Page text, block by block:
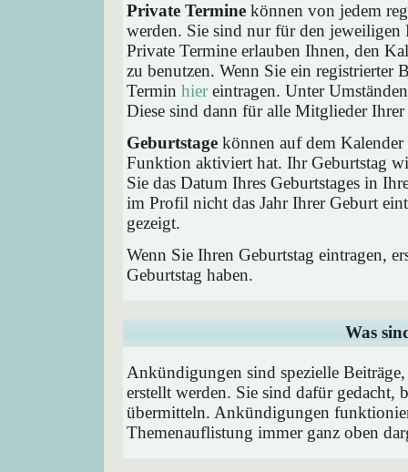
Private Termine können von jedem
werden. Sie sind nur für den jeweiligen
Private Termine erlauben Ihnen, den
zu benutzen. Wenn Sie ein registrierter
Termin hiereintragen. Unter
Diese sind dann für alle Mitglieder
Geburtstage können auf dem
Funktion aktiviert hat. Ihr Geburtstag
Sie das Datum Ihres Geburtstages in
im Profil nicht das Jahr Ihrer Geburt
gezeigt.
Wenn Sie Ihren Geburtstag eintragen,
Geburtstag haben.
Was
Ankündigungen sind spezielle
erstellt werden. Sie sind dafür gedacht,
übermitteln. Ankündigungen
Themenauflistung immer ganz oben